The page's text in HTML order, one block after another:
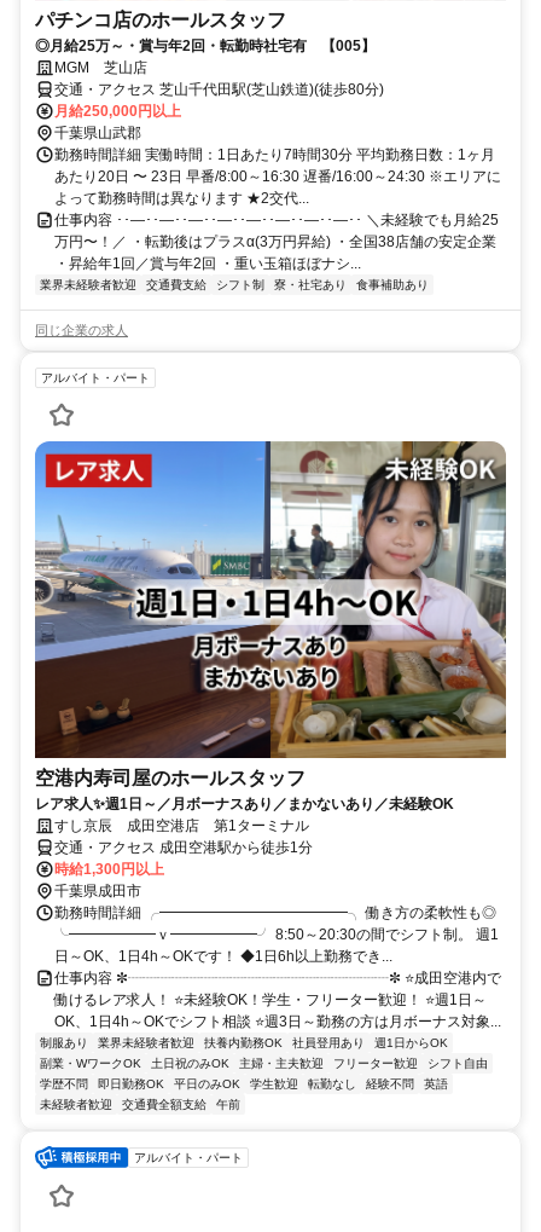
パチンコ店のホールスタッフ
◎月給25万～・賞与年2回・転勤時社宅有 【005】
MGM 芝山店
交通・アクセス 芝山千代田駅(芝山鉄道)(徒歩80分)
月給250,000円以上
千葉県山武郡
勤務時間詳細 実働時間：1日あたり7時間30分 平均勤務日数：1ヶ月
あたり20日 〜 23日 早番/8:00～16:30 遅番/16:00～24:30 ※エリアに
よって勤務時間は異なります ★2交代...
仕事内容 ･･―･･―･･―･･―･･―･･―･･―･･―･･ ＼未経験でも月給25
万円〜！／ ・転勤後はプラスα(3万円昇給) ・全国38店舗の安定企業
・昇給年1回／賞与年2回 ・重い玉箱ほぼナシ...
業界未経験者歓迎 交通費支給 シフト制 寮・社宅あり 食事補助あり
同じ企業の求人
アルバイト・パート
空港内寿司屋のホールスタッフ
レア求人✨週1日～／月ボーナスあり／まかないあり／未経験OK
すし京辰 成田空港店 第1ターミナル
交通・アクセス 成田空港駅から徒歩1分
時給1,300円以上
千葉県成田市
勤務時間詳細 ╭━━━━━━━━━━━━━╮ 働き方の柔軟性も◎
╰━━━━━━ｖ━━━━━━╯ 8:50～20:30の間でシフト制。 週1
日～OK、1日4h～OKです！ ◆1日6h以上勤務でき...
仕事内容 ✼┈┈┈┈┈┈┈┈┈┈┈┈┈┈┈┈┈┈✼ ⭐成田空港内で
働けるレア求人！ ⭐未経験OK！学生・フリーター歓迎！ ⭐週1日～
OK、1日4h～OKでシフト相談 ⭐週3日～勤務の方は月ボーナス対象...
制服あり 業界未経験者歓迎 扶養内勤務OK 社員登用あり
週1日からOK
副業・WワークOK
土日祝のみOK 主婦・主夫歓迎 フリーター歓迎
シフト自由
学歴不問
即日勤務OK 平日のみOK 学生歓迎 転勤なし 経験不問
英語
未経験者歓迎
交通費全額支給 午前
アルバイト・パート